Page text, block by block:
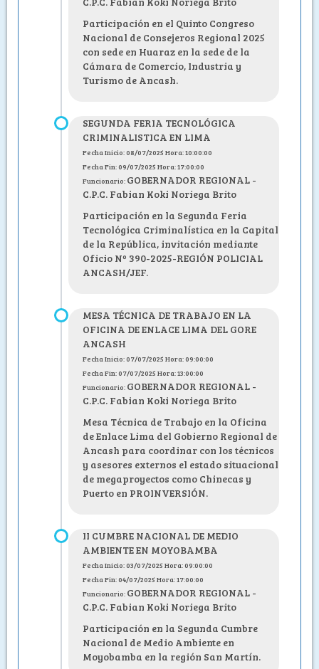
Participación en el Quinto Congreso
Nacional de Consejeros Regional 2025
con sede en Huaraz en la sede de la
Cámara de Comercio, Industria y
Turismo de Ancash.
SEGUNDA FERIA TECNOLÓGICA
CRIMINALISTICA EN LIMA
Fecha Inicio: 08/07/2025 Hora: 10:00:00
Fecha Fin: 09/07/2025 Hora: 17:00:00
Funcionario: GOBERNADOR REGIONAL -
C.P.C. Fabian Koki Noriega Brito
Participación en la Segunda Feria
Tecnológica Criminalística en la Capital
de la República, invitación mediante
Oficio Nº 390-2025-REGIÓN POLICIAL
ANCASH/JEF.
MESA TÉCNICA DE TRABAJO EN LA
OFICINA DE ENLACE LIMA DEL GORE
ANCASH
Fecha Inicio: 07/07/2025 Hora: 09:00:00
Fecha Fin: 07/07/2025 Hora: 13:00:00
Funcionario: GOBERNADOR REGIONAL -
C.P.C. Fabian Koki Noriega Brito
Mesa Técnica de Trabajo en la Oficina
de Enlace Lima del Gobierno Regional de
Ancash para coordinar con los técnicos
y asesores externos el estado situacional
de megaproyectos como Chinecas y
Puerto en PROINVERSIÓN.
II CUMBRE NACIONAL DE MEDIO
AMBIENTE EN MOYOBAMBA
Fecha Inicio: 03/07/2025 Hora: 09:00:00
Fecha Fin: 04/07/2025 Hora: 17:00:00
Funcionario: GOBERNADOR REGIONAL -
C.P.C. Fabian Koki Noriega Brito
Participación en la Segunda Cumbre
Nacional de Medio Ambiente en
Moyobamba en la región San Martín.